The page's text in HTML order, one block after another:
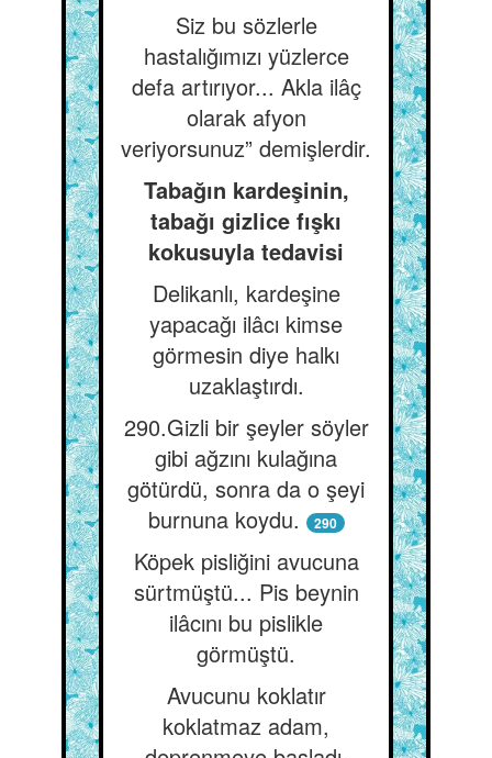
Siz bu sözlerle
hastalığımızı yüzlerce
defa artırıyor... Akla ilâç
olarak afyon
veriyorsunuz” demişlerdir.
Tabağın kardeşinin,
tabağı gizlice fışkı
kokusuyla tedavisi
Delikanlı, kardeşine
yapacağı ilâcı kimse
görmesin diye halkı
uzaklaştırdı.
290.Gizli bir şeyler söyler
gibi ağzını kulağına
götürdü, sonra da o şeyi
burnuna koydu.
290
Köpek pisliğini avucuna
sürtmüştü... Pis beynin
ilâcını bu pislikle
görmüştü.
Avucunu koklatır
koklatmaz adam,